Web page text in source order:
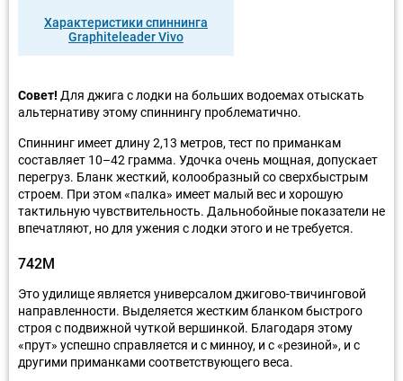
Характеристики спиннинга
Graphiteleader Vivo
Совет! Для джига с лодки на больших водоемах отыскать
альтернативу этому спиннингу проблематично.
Спиннинг имеет длину 2,13 метров, тест по приманкам
составляет 10–42 грамма. Удочка очень мощная, допускает
перегруз. Бланк жесткий, колообразный со сверхбыстрым
строем. При этом «палка» имеет малый вес и хорошую
тактильную чувствительность. Дальнобойные показатели не
впечатляют, но для ужения с лодки этого и не требуется.
742M
Это удилище является универсалом джигово-твичинговой
направленности. Выделяется жестким бланком быстрого
строя с подвижной чуткой вершинкой. Благодаря этому
«прут» успешно справляется и с минноу, и с «резиной», и с
другими приманками соответствующего веса.